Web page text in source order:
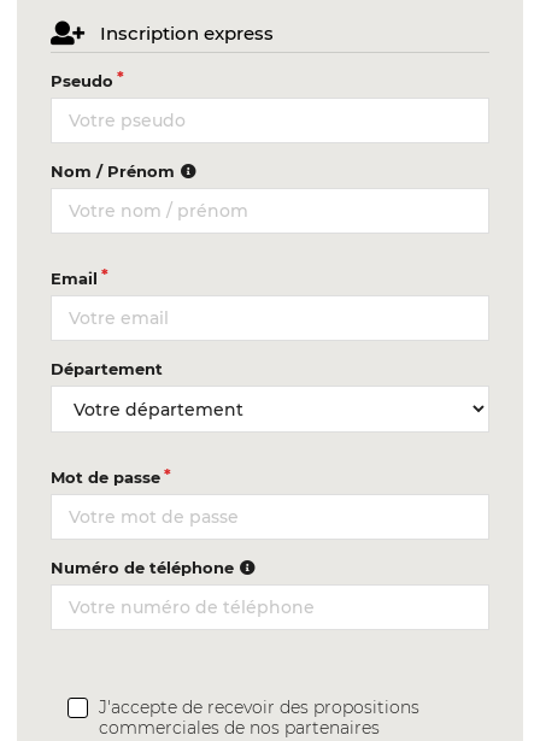
Inscription express
Pseudo
Nom / Prénom
Email
Département
Mot de passe
Numéro de téléphone
J'accepte de recevoir des propositions
commerciales de nos partenaires